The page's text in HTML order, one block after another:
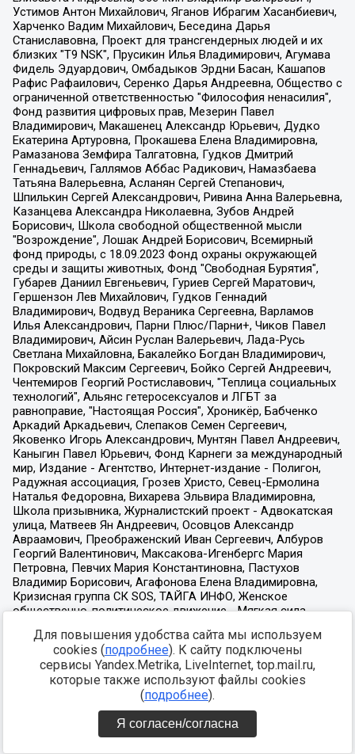
Для повышения удобства сайта мы используем
cookies (подробнее). К сайту подключены
сервисы Yandex.Metrika, LiveInternet, top.mail.ru,
которые также используют файлы cookies
(подробнее).
Я согласен/согласна